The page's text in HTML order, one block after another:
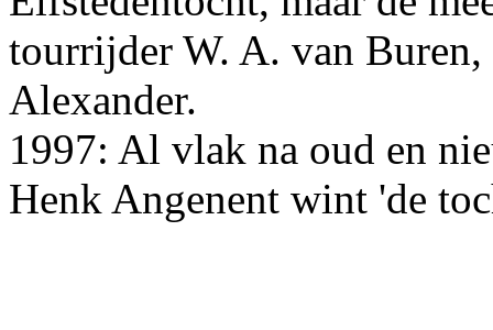
tourrijder W. A. van
Alexander.
1997: Al vlak na oud en
Henk Angenent wint 'de